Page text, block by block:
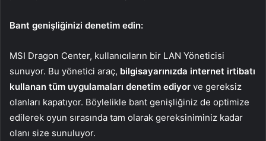
Bant genişliğinizi denetim edin:
MSI Dragon Center, kullanıcıların bir LAN Yöneticisi
sunuyor. Bu yönetici araç, bilgisayarınızda internet irtibatı
kullanan tüm uygulamaları denetim ediyor ve gereksiz
olanları kapatıyor. Böylelikle bant genişliğiniz de optimize
edilerek oyun sırasında tam olarak gereksiniminiz kadar
olanı size sunuluyor.